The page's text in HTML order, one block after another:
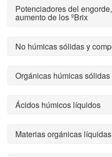
Potenciadores del
aumento de los ºBrix
No húmicas sólidas y
Orgánicas húmicas sólidas
Ácidos húmicos líquidos
Materias orgánicas líquidas